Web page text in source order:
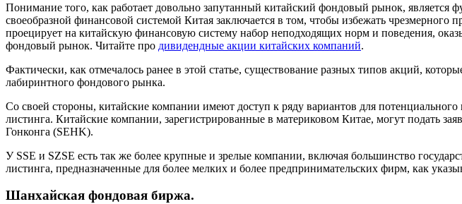
Понимание того, как работает довольно запутанный китайский фондовый рынок,
своеобразной финансовой системой Китая заключается в том, чтобы избежать
проецирует на китайскую финансовую систему набор неподходящих норм и поведения,
фондовый рынок. Читайте про дивидендные акции китайских компаний.
Фактически, как отмечалось ранее в этой статье, существование разных типов акций,
лабиринтного фондового рынка.
Со своей стороны, китайские компании имеют доступ к ряду вариантов для
листинга. Китайские компании, зарегистрированные в материковом Китае, могут подать
Гонконга (SEHK).
У SSE и SZSE есть так же более крупные и зрелые компании, включая большинство
листинга, предназначенные для более мелких и более предпринимательских фирм, как
Шанхайская фондовая биржа.